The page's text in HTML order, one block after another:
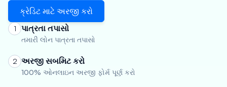
ક્રેડિટ માટે અરજી કરો
1 પાત્રતા તપાસો
તમારી લોન પાત્રતા તપાસો
2 અરજી સબમિટ કરો
100% ઓનલાઇન અરજી ફોર્મ પૂર્ણ કરો